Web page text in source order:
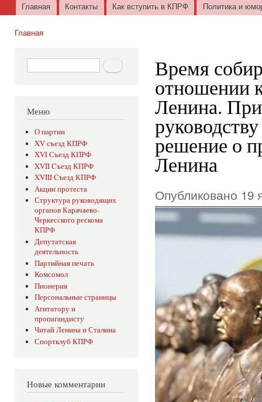
Главное меню
Главная Контакты Как вступить в КПРФ Политика и
Главная
Форма поиска Поиск
Меню
О партии
XV съезд КПРФ
XVI Съезд КПРФ
XVII Cъезд КПРФ
XVIII Cъезд КПРФ
Акции протеста
Структура руководящих
органов Карачаево-
Черкесского рескома
КПРФ
Депутатская
деятельность
Партийная печать
Комсомол
Пионерия
Персональные страницы
Агитатору и
пропагандисту
Читай Ленина и Сталина
Спортклуб КПРФ
Новые комментарии
Время
отношении
Ленина.
решение о
Ленина
Опубликовано 19